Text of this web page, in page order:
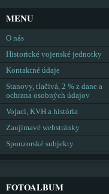
MENU
O nás
Historické vojenské jednotky
Kontaktné údaje
Stanovy, tlačivá, 2 % z dane a
ochrana osobných údajov
Vojaci, KVH a história
Zaujímavé webstránky
Sponzorské subjekty
FOTOALBUM